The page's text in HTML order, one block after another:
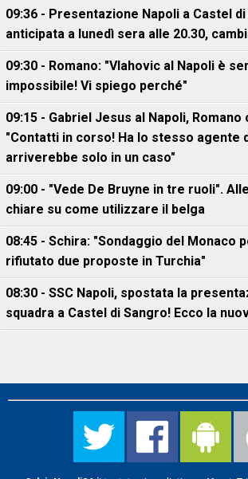
09:36 - Presentazione Napoli a Castel
anticipata a lunedì sera alle 20.30,
09:30 - Romano: "Vlahovic al Napoli è
impossibile! Vi spiego perché"
09:15 - Gabriel Jesus al Napoli,
"Contatti in corso! Ha lo stesso agente
arriverebbe solo in un caso"
09:00 - "Vede De Bruyne in tre ruoli".
chiare su come utilizzare il belga
08:45 - Schira: "Sondaggio del Monaco
rifiutato due proposte in Turchia"
08:30 - SSC Napoli, spostata la
squadra a Castel di Sangro! Ecco la